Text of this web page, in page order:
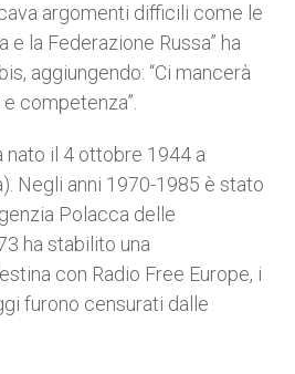
argomenti difficili come le
e la Federazione Russa” ha
aggiungendo: “Ci mancerà
competenza”.
nato il 4 ottobre 1944 a
Negli anni 1970-1985 è stato
Polacca delle
ha stabilito una
con Radio Free Europe, i
furono censurati dalle